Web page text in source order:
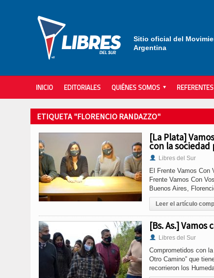
Sitio oficial del
Argentina
INICIO EDITORIALES QUIÉNES SOMOS REFERENTES
ETIQUETA "FLORENCIO RANDAZZO"
[La Plata]
con la sociedad
Libres del Sur
El Frente Vamos Con
Frente Vamos Con
Buenos Aires,
Leer el artículo
[Bs. As.]
Libres del Sur
Comprometidos con
Otro Camino” que
recorrieron los